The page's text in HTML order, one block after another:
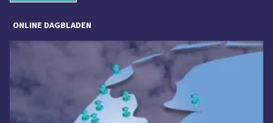
ONLINE DAGBLADEN